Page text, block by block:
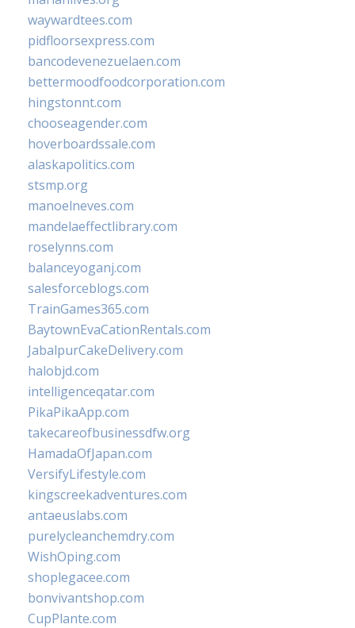
waywardtees.com
pidfloorsexpress.com
bancodevenezuelaen.com
bettermoodfoodcorporation.com
hingstonnt.com
chooseagender.com
hoverboardssale.com
alaskapolitics.com
stsmp.org
manoelneves.com
mandelaeffectlibrary.com
roselynns.com
balanceyoganj.com
salesforceblogs.com
TrainGames365.com
BaytownEvaCationRentals.com
JabalpurCakeDelivery.com
halobjd.com
intelligenceqatar.com
PikaPikaApp.com
takecareofbusinessdfw.org
HamadaOfJapan.com
VersifyLifestyle.com
kingscreekadventures.com
antaeuslabs.com
purelycleanchemdry.com
WishOping.com
shoplegacee.com
bonvivantshop.com
CupPlante.com